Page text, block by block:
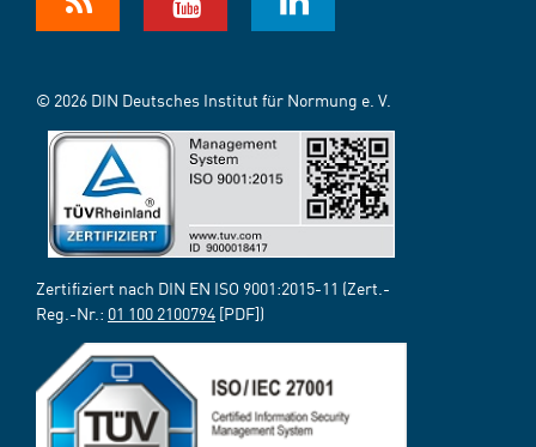
© 2026 DIN Deutsches Institut für Normung e. V.
Zertifiziert nach DIN EN ISO 9001:2015-11 (Zert.-
Reg.-Nr.: 01 100 2100794 [PDF])